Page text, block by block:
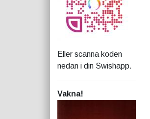
Eller scanna koden
nedan i din Swishapp.
Vakna!